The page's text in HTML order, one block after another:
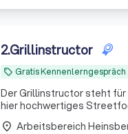
2.Grillinstructor
local_offer Gratis Kennenlerngespräch
Der Grillinstructor steht
hier hochwertiges
place Arbeitsbereich